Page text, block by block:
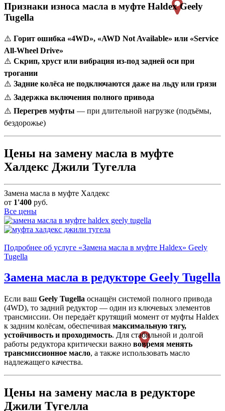
Признаки износа масла в муфте Haldex Geely
Tugella
⚠️ Горит ошибка «4WD», «AWD Not Available» или «Service
All-Wheel Drive»
⚠️ Скрип, хруст или вибрация из-под задней оси при
трогании
⚠️ Задние колёса не подключаются даже на льду или грязи
⚠️ Задержка включения полного привода
⚠️ Перегрев муфты — при длительной нагрузке (подъёмы,
бездорожье)
Цены на замену масла в муфте
Халдекс Джили Тугелла
Замена масла в муфте Халдекс
от 1'400 руб.
Все цены
Подробнее об услуге «Замена масла в муфте Haldex» Geely
Tugella
Замена масла в редукторе Geely Tugella
Если ваш Geely Tugella оснащён системой полного привода
(4WD), то задний редуктор — один из ключевых элементов
трансмиссии. Он передаёт крутящий момент от муфты Haldex
к задним колёсам, обеспечивая максимальную тягу,
устойчивость и проходимость. Для стабильной и долгой
работы редуктора критически важно вовремя менять
трансмиссионное масло, а также использовать масло
надлежащего качества.
Цены на замену масла в редукторе
Джили Тугелла